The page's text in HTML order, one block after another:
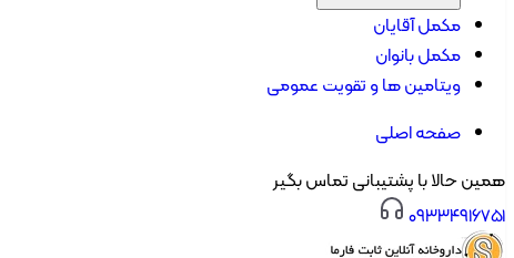
مکمل آقایان
مکمل بانوان
ویتامین ها و تقویت عمومی
صفحه اصلی
همین حالا با پشتیبانی تماس بگیر
۰۹۳۳۴۹۱۶۷۵۱